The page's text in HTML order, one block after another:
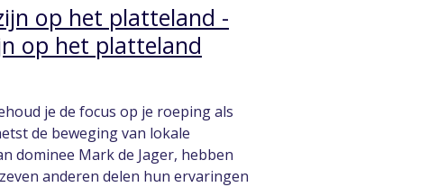
op het platteland -
op het platteland
je de focus op je roeping als
de beweging van lokale
dominee Mark de Jager, hebben
anderen delen hun ervaringen